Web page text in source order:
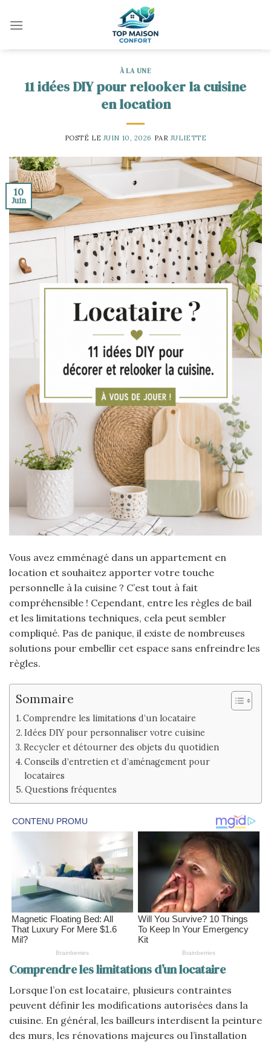
À LA UNE
11 idées DIY pour relooker la cuisine
en location
POSTÉ LE JUIN 10, 2026 PAR JULIETTE
10
Juin
Vous avez emménagé dans un appartement en
location et souhaitez apporter votre touche
personnelle à la cuisine ? C’est tout à fait
compréhensible ! Cependant, entre les règles de bail
et les limitations techniques, cela peut sembler
compliqué. Pas de panique, il existe de nombreuses
solutions pour embellir cet espace sans enfreindre les
règles.
Sommaire
Comprendre les limitations d’un locataire
Idées DIY pour personnaliser votre cuisine
Recycler et détourner des objets du quotidien
Conseils d’entretien et d’aménagement pour
locataires
Questions fréquentes
Comprendre les limitations d’un locataire
Lorsque l’on est locataire, plusieurs contraintes
peuvent définir les modifications autorisées dans la
cuisine. En général, les bailleurs interdisent la peinture
des murs, les rénovations majeures ou l’installation